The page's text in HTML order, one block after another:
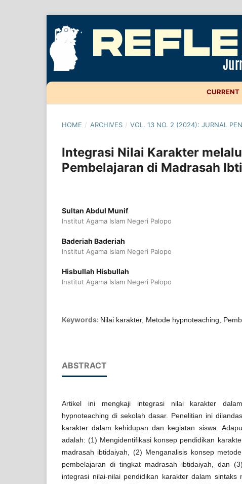
CURRENT
HOME / ARCHIVES / VOL. 13 NO. 2 (2024): JURNAL
Integrasi Nilai Karakter
Pembelajaran di Madrasah
Sultan Abdul Munif
Institut Agama Islam Negeri Palopo
Baderiah Baderiah
Institut Agama Islam Negeri Palopo
Hisbullah Hisbullah
Institut Agama Islam Negeri Palopo
Keywords: Nilai karakter, Metode hypnoteaching,
ABSTRACT
Artikel ini mengkaji integrasi nilai karakter
hypnoteaching di sekolah dasar. Penelitian ini
karakter dalam kehidupan dan kegiatan siswa.
adalah: (1) Mengidentifikasi konsep pendidikan
madrasah ibtidaiyah, (2) Menganalisis konsep
pembelajaran di tingkat madrasah ibtidaiyah, dan
integrasi nilai-nilai pendidikan karakter dalam sintaks